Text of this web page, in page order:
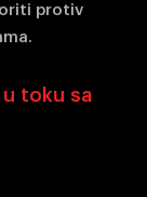
protiv
toku sa